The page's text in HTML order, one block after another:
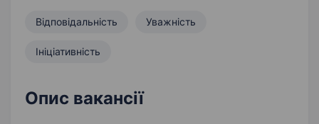
Відповідальність Уважність
Ініціативність
Опис вакансії